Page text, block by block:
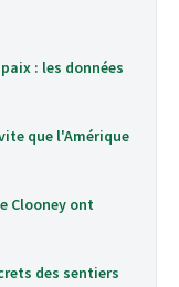
: les données
que l'Amérique
Clooney ont
des sentiers